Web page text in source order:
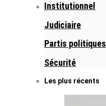
Institutionnel
Judiciaire
Partis politiques
Sécurité
Les plus récents